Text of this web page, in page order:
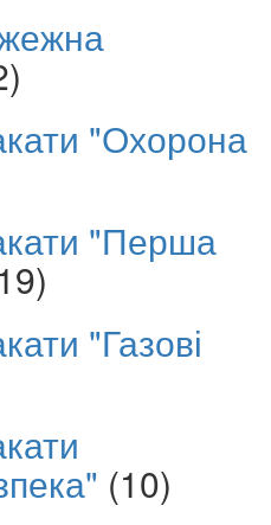
"Охорона
"Перша
"Газові
(10)